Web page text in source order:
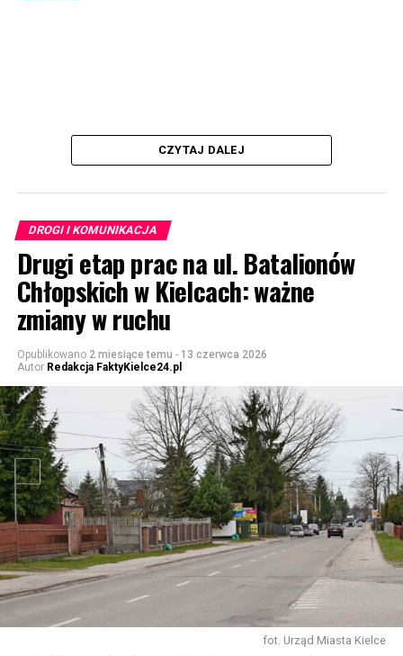
CZYTAJ DALEJ
DROGI I KOMUNIKACJA
Drugi etap prac na ul. Batalionów
Chłopskich w Kielcach: ważne
zmiany w ruchu
Opublikowano 2 miesiące temu - 13 czerwca 2026
Autor Redakcja FaktyKielce24.pl
fot. Urząd Miasta Kielce